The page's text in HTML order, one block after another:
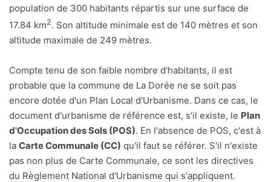
population de 300 habitants répartis sur une surface de
17.84 km2. Son altitude minimale est de 140 mètres et son
altitude maximale de 249 mètres.
Compte tenu de son faible nombre d'habitants, il est
probable que la commune de La Dorée ne se soit pas
encore dotée d'un Plan Local d'Urbanisme. Dans ce cas, le
document d'urbanisme de référence est, s'il existe, le Plan
d'Occupation des Sols (POS). En l'absence de POS, c'est à
la Carte Communale (CC) qu'il faut se référer. S'il n'existe
pas non plus de Carte Communale, ce sont les directives
du Règlement National d'Urbanisme qui s'appliquent.